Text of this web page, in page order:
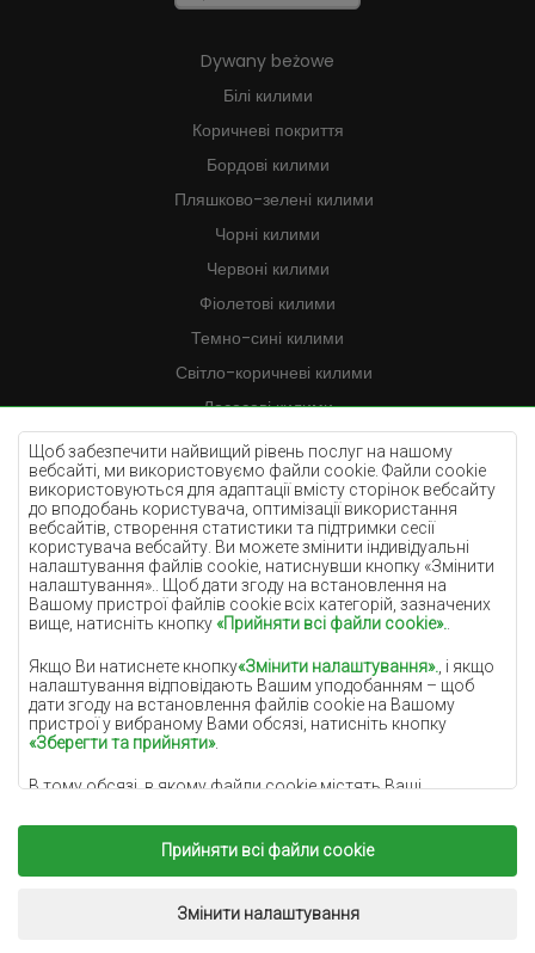
Щоб забезпечити найвищий рівень послуг на нашому
вебсайті, ми використовуємо файли cookie. Файли cookie
використовуються для адаптації вмісту сторінок вебсайту
до вподобань користувача, оптимізації використання
вебсайтів, створення статистики та підтримки сесії
користувача вебсайту. Ви можете змінити індивідуальні
налаштування файлів cookie, натиснувши кнопку «Змінити
налаштування».. Щоб дати згоду на встановлення на
Вашому пристрої файлів cookie всіх категорій, зазначених
вище, натисніть кнопку«Прийняти всі файли cookie».
Якщо Ви натиснете кнопку«Змінити налаштування». , і якщо
налаштування відповідають Вашим уподобанням – щоб
дати згоду на встановлення файлів cookie на Вашому
пристрої у вибраному Вами обсязі, натисніть кнопку
«Зберегти та прийняти».
В тому обсязі, в якому файли cookie містять Ваші
інтерес адміністратора персональних даних
(DYWANYCHEMEX) або третіх сторін у формі забезпечення
високоякісних послуг, що надаються на нашому вебсайті, і
маркетингової діяльності адміністратора персональних
Прийняти всі файли cookie
Змінити налаштування
Dywany beżowe
Білі килими
Коричневі покриття
Бордові килими
Пляшково-зелені килими
Чорні килими
Червоні килими
Фіолетові килими
Темно-сині килими
Світло-коричневі килими
Лососеві килими
Кремові килими
Бузкові килими
Жовті килими
М'ятні килими
Блакитні килими
Помаранчеві килими
Сірі покриття
Теракотові покриття
Зелені покриття
Золоті покриття
Реалізація:www.dimax.pl